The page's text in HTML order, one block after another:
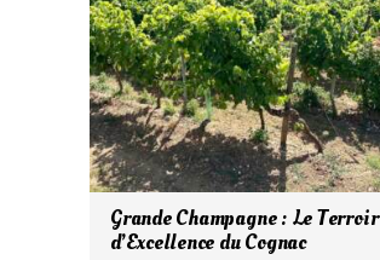
Grande Champagne : Le Terroir
d’Excellence du Cognac